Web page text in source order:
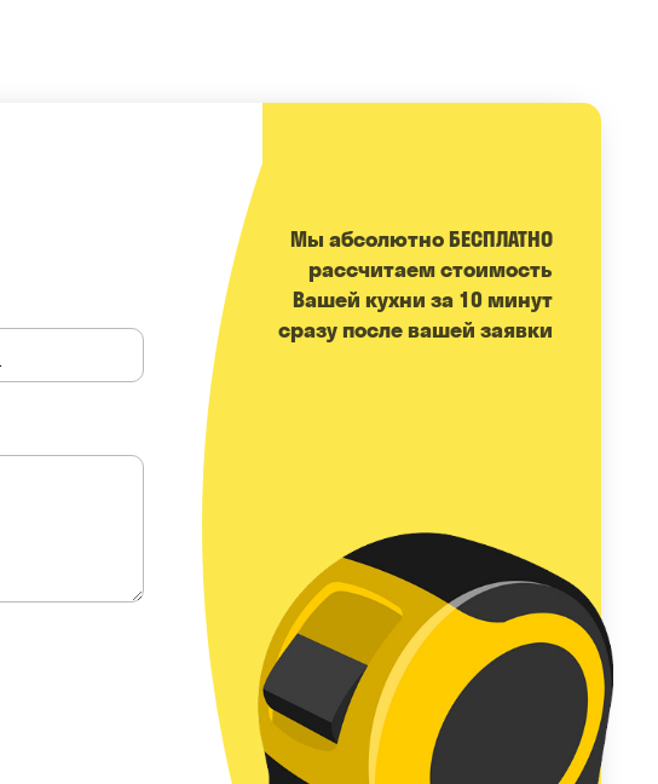
Мы абсолютно БЕСПЛАТНО
расcчитаем стоимость
Вашей кухни за 10 минут
сразу после вашей заявки